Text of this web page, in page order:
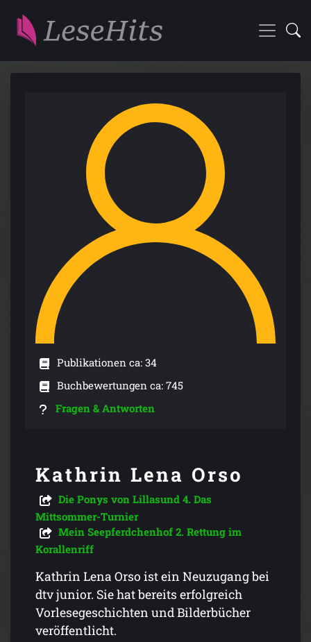
Publikationen ca: 34
Buchbewertungen ca: 745
Fragen & Antworten
Kathrin Lena Orso
Die Ponys von Lillasund 4. Das
Mittsommer-Turnier
Mein Seepferdchenhof 2. Rettung im
Korallenriff
Kathrin Lena Orso ist ein Neuzugang bei
dtv junior. Sie hat bereits erfolgreich
Vorlesegeschichten und Bilderbücher
veröffentlicht.